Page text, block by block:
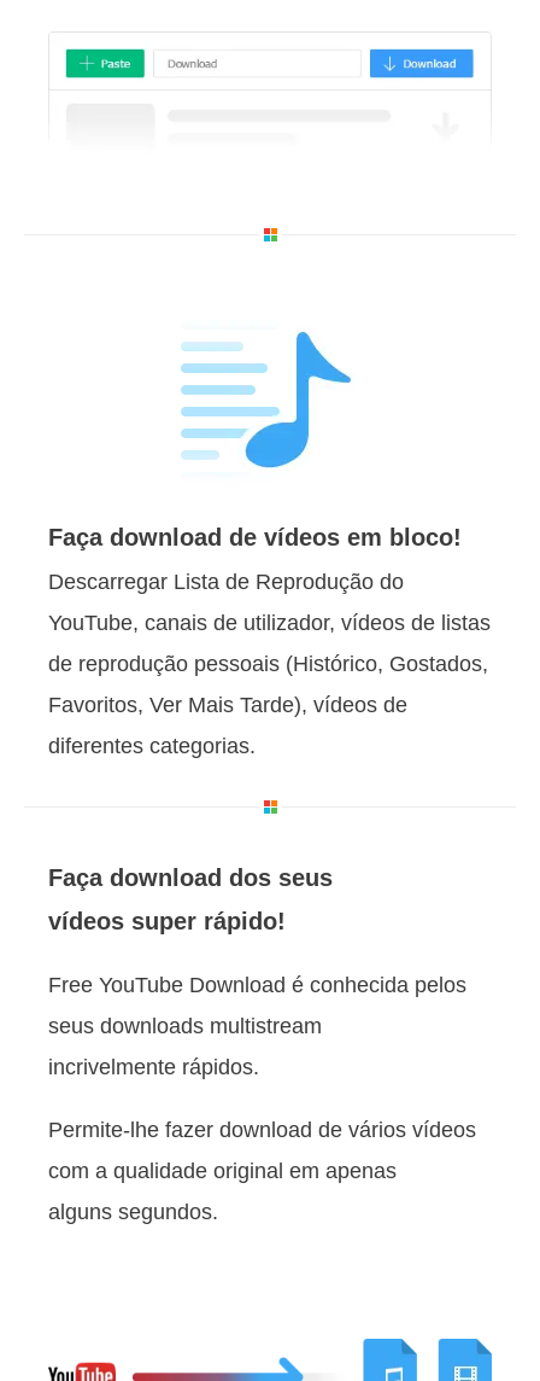
Faça download de vídeos em bloco!
Descarregar Lista de Reprodução do
YouTube, canais de utilizador, vídeos de listas
de reprodução pessoais (Histórico, Gostados,
Favoritos, Ver Mais Tarde), vídeos de
diferentes categorias.
Faça download dos seus
vídeos super rápido!
Free YouTube Download é conhecida pelos
seus downloads multistream
incrivelmente rápidos.
Permite-lhe fazer download de vários vídeos
com a qualidade original em apenas
alguns segundos.